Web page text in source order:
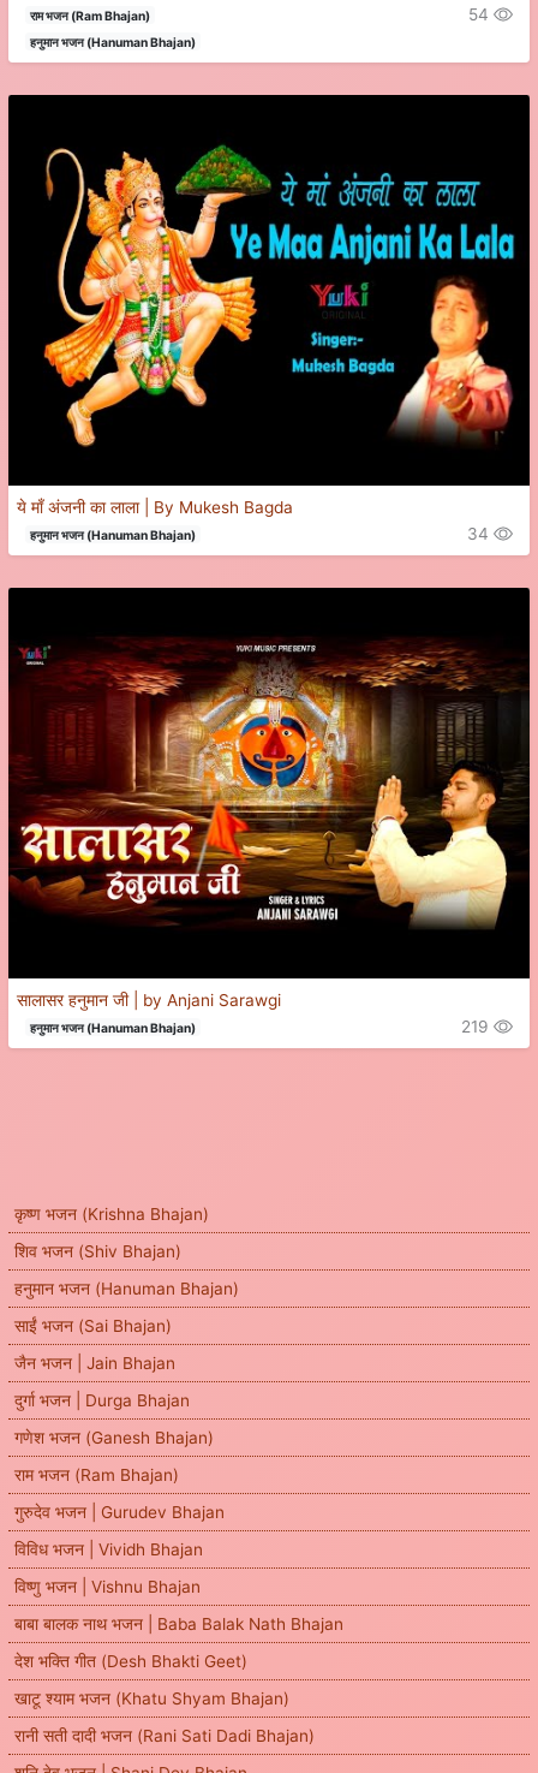
कृष्ण भजन (Krishna Bhajan)
शिव भजन (Shiv Bhajan)
हनुमान भजन (Hanuman Bhajan)
साईं भजन (Sai Bhajan)
जैन भजन | Jain Bhajan
दुर्गा भजन | Durga Bhajan
गणेश भजन (Ganesh Bhajan)
राम भजन (Ram Bhajan)
गुरुदेव भजन | Gurudev Bhajan
विविध भजन | Vividh Bhajan
विष्णु भजन | Vishnu Bhajan
बाबा बालक नाथ भजन | Baba Balak Nath Bhajan
देश भक्ति गीत (Desh Bhakti Geet)
खाटू श्याम भजन (Khatu Shyam Bhajan)
रानी सती दादी भजन (Rani Sati Dadi Bhajan)
राम भजन (Ram Bhajan)
हनुमान भजन (Hanuman Bhajan)
54
ये माँ अंजनी का लाला | By Mukesh Bagda
हनुमान भजन (Hanuman Bhajan) 34
सालासर हनुमान जी | by Anjani Sarawgi
हनुमान भजन (Hanuman Bhajan) 219